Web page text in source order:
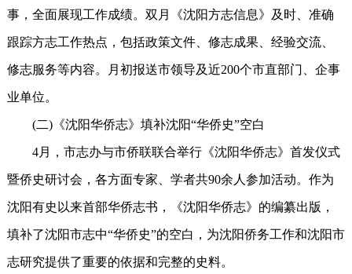
事，全面展现工作成绩。双月《沈阳方志信息》及时、准确
跟踪方志工作热点，包括政策文件、修志成果、经验交流、
修志服务等内容。月初报送市领导及近200个市直部门、企事
业单位。
(二)《沈阳华侨志》填补沈阳“华侨史”空白
4月，市志办与市侨联联合举行《沈阳华侨志》首发仪式
暨侨史研讨会，各方面专家、学者共90余人参加活动。作为
沈阳有史以来首部华侨志书，《沈阳华侨志》的编纂出版，
填补了沈阳市志中“华侨史”的空白，为沈阳侨务工作和沈阳市
志研究提供了重要的依据和完整的史料。